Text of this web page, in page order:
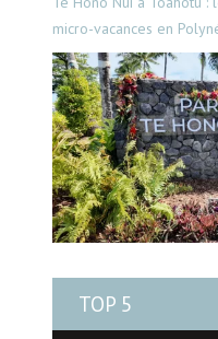
micro-vacances en
TOP 5